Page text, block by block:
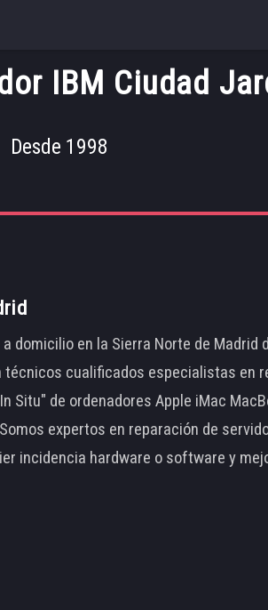
IBM Ciudad
Desde 1998
en la Sierra Norte de
cualificados especialistas en
de ordenadores Apple iMac
Somos expertos en reparación de
incidencia hardware o software y